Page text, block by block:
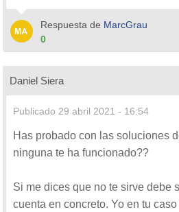
En el caso de que problema sea al
también para que puedas ver las
error temporal.
Te voy a dejar un vídeo para que veas
Respuesta de MarcGrau
0
Daniel Siera
Publicado 29 abril 2021 - 16:54
Has probado con las soluciones
ninguna te ha funcionado??
Si me dices que no te sirve debe
cuenta en concreto. Yo en tu